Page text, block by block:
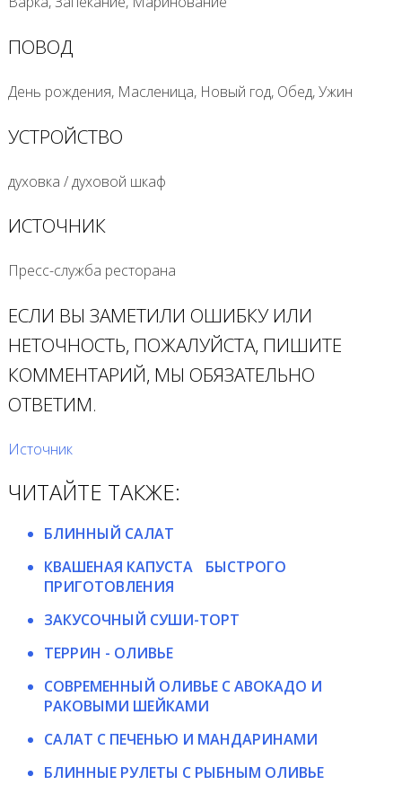
ПОВОД
День рождения, Масленица, Новый год, Обед, Ужин
УСТРОЙСТВО
духовка / духовой шкаф
ИСТОЧНИК
Пресс-служба ресторана
ЕСЛИ ВЫ ЗАМЕТИЛИ ОШИБКУ ИЛИ
НЕТОЧНОСТЬ, ПОЖАЛУЙСТА, ПИШИТЕ
КОММЕНТАРИЙ, МЫ ОБЯЗАТЕЛЬНО
ОТВЕТИМ.
Источник
ЧИТАЙТЕ ТАКЖЕ:
БЛИННЫЙ САЛАТ
КВАШЕНАЯ КАПУСТА БЫСТРОГО
ПРИГОТОВЛЕНИЯ
ЗАКУСОЧНЫЙ СУШИ-ТОРТ
ТЕРРИН - ОЛИВЬЕ
СОВРЕМЕННЫЙ ОЛИВЬЕ С АВОКАДО И
РАКОВЫМИ ШЕЙКАМИ
САЛАТ С ПЕЧЕНЬЮ И МАНДАРИНАМИ
БЛИННЫЕ РУЛЕТЫ С РЫБНЫМ ОЛИВЬЕ